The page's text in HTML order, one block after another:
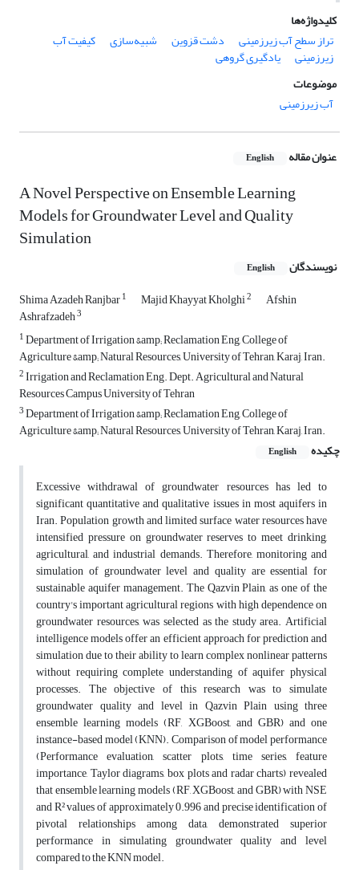
کلیدواژه‌ها
تراز سطح آب زیرزمینی
دشت قزوین شبیه‌سازی کیفیت آب
زیرزمینی
یادگیری گروهی
موضوعات
آب زیرزمینی
عنوان مقاله English
A Novel Perspective on Ensemble Learning
Models for Groundwater Level and Quality
Simulation
نویسندگان English
Shima Azadeh Ranjbar1 Majid Khayyat Kholghi2 Afshin
Ashrafzadeh3
1Department of Irrigation &amp; Reclamation Eng, College of
Agriculture &amp; Natural Resources, University of Tehran, Karaj, Iran.
2Irrigation and Reclamation Eng. Dept. Agricultural and Natural
Resources Campus University of Tehran
3Department of Irrigation &amp; Reclamation Eng, College of
Agriculture &amp; Natural Resources, University of Tehran, Karaj, Iran.
چکیده
English
Excessive withdrawal of groundwater resources has led to
significant quantitative and qualitative issues in most aquifers in
Iran. Population growth and limited surface water resources have
intensified pressure on groundwater reserves to meet drinking,
agricultural, and industrial demands. Therefore, monitoring and
simulation of groundwater level and quality are essential for
sustainable aquifer management. The Qazvin Plain, as one of the
country's important agricultural regions with high dependence on
groundwater resources, was selected as the study area. Artificial
intelligence models offer an efficient approach for prediction and
simulation due to their ability to learn complex nonlinear patterns
without requiring complete understanding of aquifer physical
processes. The objective of this research was to simulate
groundwater quality and level in Qazvin Plain using three
ensemble learning models (RF, XGBoost, and GBR) and one
instance-based model (KNN). Comparison of model performance
(Performance evaluation, scatter plots, time series, feature
importance, Taylor diagrams, box plots and radar charts) revealed
that ensemble learning models (RF, XGBoost, and GBR) with NSE
and R² values of approximately 0.996 and precise identification of
pivotal relationships among data, demonstrated superior
performance in simulating groundwater quality and level
compared to the KNN model.